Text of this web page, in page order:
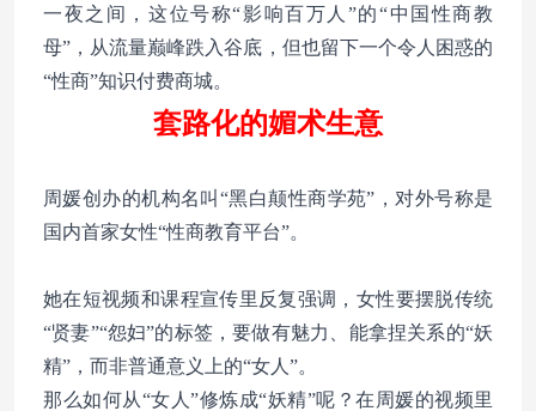
一夜之间，这位号称“影响百万人”的“中国性商教
母”，从流量巅峰跌入谷底，但也留下一个令人困惑的
“性商”知识付费商城。
套路化的媚术生意
周媛创办的机构名叫“黑白颠性商学苑”，对外号称是
国内首家女性“性商教育平台”。
她在短视频和课程宣传里反复强调，女性要摆脱传统
“贤妻”“怨妇”的标签，要做有魅力、能拿捏关系的“妖
精”，而非普通意义上的“女人”。
那么如何从“女人”修炼成“妖精”呢？在周媛的视频里